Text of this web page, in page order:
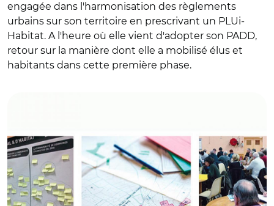
engagée dans l'harmonisation des règlements
urbains sur son territoire en prescrivant un PLUi-
Habitat. A l'heure où elle vient d'adopter son PADD,
retour sur la manière dont elle a mobilisé élus et
habitants dans cette première phase.